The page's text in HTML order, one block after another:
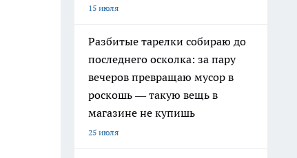
15 июля
Разбитые тарелки собираю до
последнего осколка: за пару
вечеров превращаю мусор в
роскошь — такую вещь в
магазине не купишь
25 июля